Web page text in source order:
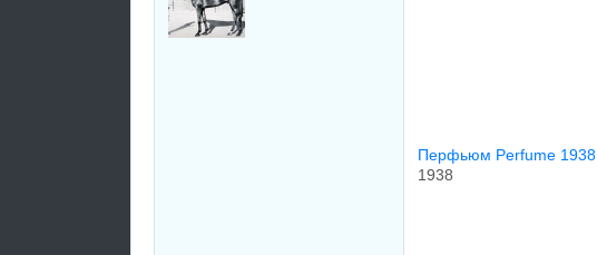
Перфьюм Perfume 1938
1938